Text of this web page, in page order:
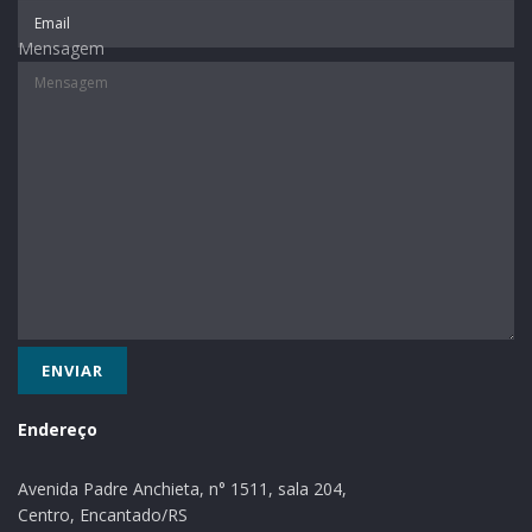
Serviço:
Para adotar um animal de estimação, o interessado
deve apresentar CPF, RG e comprovante de residência.
Mensagem
Endereço
Avenida Padre Anchieta, n° 1511, sala 204,
Centro, Encantado/RS